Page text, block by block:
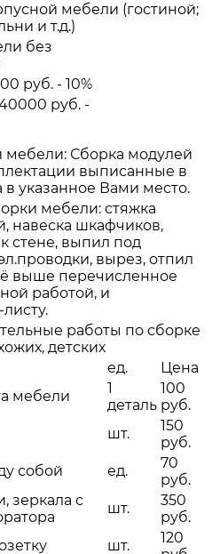
мебели (гостиной;
и т.д.)
без
руб. - 10%
руб. -
мебели: Сборка модулей
выписанные в
в указанное Вами место.
мебели: стяжка
навеска шкафчиков,
стене, выпил под
вырез, отпил
выше перечисленное
работой, и
работы по сборке
детских
ед.
Цена
мебели
1
деталь
100
руб.
шт.
150
руб.
собой
ед.
70
руб.
зеркала с
шт.
350
руб.
шт.
120